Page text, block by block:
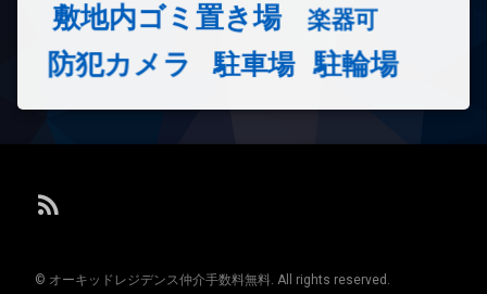
敷地内ゴミ置き場
楽器可
防犯カメラ 駐車場 駐輪場
RSS
© オーキッドレジデンス仲介手数料無料. All rights reserved.